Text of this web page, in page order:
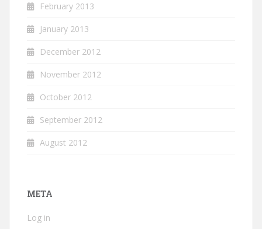
February 2013
January 2013
December 2012
November 2012
October 2012
September 2012
August 2012
META
Log in